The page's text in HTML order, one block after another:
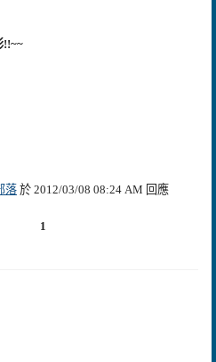
!!~~
落 於 2012/03/08 08:24 AM 回應
1